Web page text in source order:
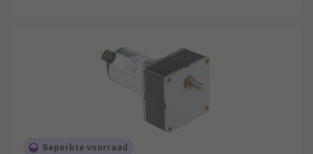
Beperkte voorraad